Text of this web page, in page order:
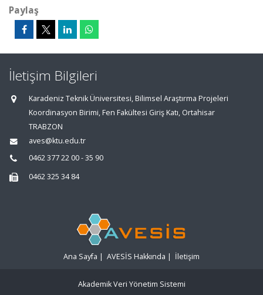
Paylaş
İletişim Bilgileri
Karadeniz Teknik Üniversitesi, Bilimsel Araştırma Projeleri
Koordinasyon Birimi, Fen Fakültesi Giriş Katı, Ortahisar
TRABZON
aves@ktu.edu.tr
0462 377 22 00 - 35 90
0462 325 34 84
Ana Sayfa | AVESİS Hakkında | İletişim
Akademik Veri Yönetim Sistemi